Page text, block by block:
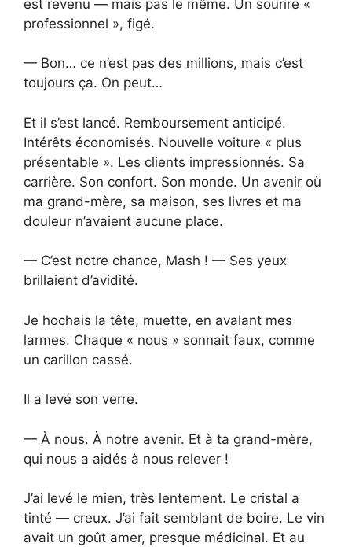
est revenu — mais pas le même. Un sourire «
professionnel », figé.
— Bon… ce n’est pas des millions, mais c’est
toujours ça. On peut…
Et il s’est lancé. Remboursement anticipé.
Intérêts économisés. Nouvelle voiture « plus
présentable ». Les clients impressionnés. Sa
carrière. Son confort. Son monde. Un avenir où
ma grand-mère, sa maison, ses livres et ma
douleur n’avaient aucune place.
— C’est notre chance, Mash ! — Ses yeux
brillaient d’avidité.
Je hochais la tête, muette, en avalant mes
larmes. Chaque « nous » sonnait faux, comme
un carillon cassé.
Il a levé son verre.
— À nous. À notre avenir. Et à ta grand-mère,
qui nous a aidés à nous relever !
J’ai levé le mien, très lentement. Le cristal a
tinté — creux. J’ai fait semblant de boire. Le vin
avait un goût amer, presque médicinal. Et au